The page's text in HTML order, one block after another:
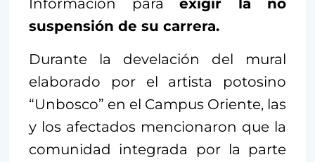
suspensión de su carrera.
Durante la develación del mural
elaborado por el artista potosino
“Unbosco” en el Campus Oriente, las
y los afectados mencionaron que la
comunidad integrada por la parte